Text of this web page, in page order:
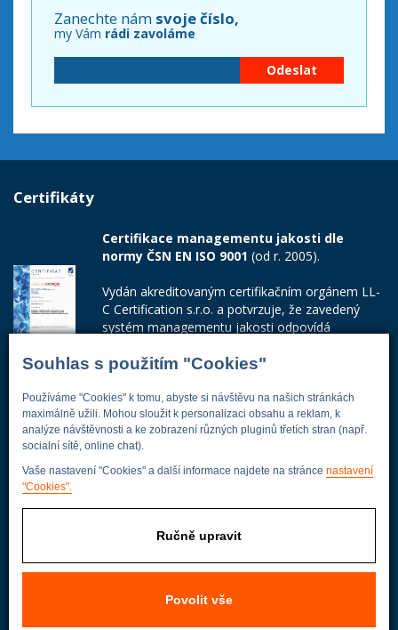
Souhlas s použitím "Cookies"
Používáme "Cookies" k tomu, abyste si návštěvu na našich stránkách
maximálně užili. Mohou sloužit k personalizaci obsahu a reklam, k
analýze návštěvnosti a ke zobrazení různých pluginů třetích stran (např.
socialní sítě, online chat).
Vaše nastavení "Cookies" a další informace najdete na stránce nastavení
"Cookies".
Ručně upravit
Povolit vše
Zanechte nám svoje číslo,
my Vám rádi zavoláme
Certifikáty
Certifikace managementu jakosti dle
normy ČSN EN ISO 9001 (od r. 2005).
Vydán akreditovaným certifikačním orgánem LL-
C Certification s.r.o. a potvrzuje, že zavedený
systém managementu jakosti odpovídá
Adresa firmy
Wolkerova 433